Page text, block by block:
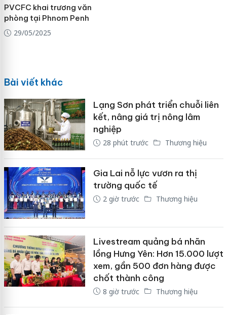
PVCFC khai trương văn
phòng tại Phnom Penh
29/05/2025
Bài viết khác
Lạng Sơn phát triển chuỗi liên
kết, nâng giá trị nông lâm
nghiệp
28 phút trước Thương hiệu
Gia Lai nỗ lực vươn ra thị
trường quốc tế
2 giờ trước Thương hiệu
Livestream quảng bá nhãn
lồng Hưng Yên: Hơn 15.000 lượt
xem, gần 500 đơn hàng được
chốt thành công
8 giờ trước Thương hiệu